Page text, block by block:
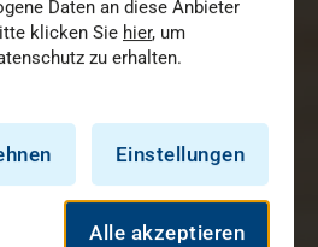
Daten an diese Anbieter
klicken Sie hier, um
zu erhalten.
Einstellungen
Alle akzeptieren